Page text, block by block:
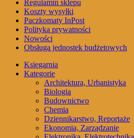
Regulamin sklepu
Koszty wysyłki
Paczkomaty InPost
Polityka prywatności
Nowości
Obsługa jednostek budżetowych
Księgarnia
Kategorie
Architektura, Urbanistyka
Biologia
Budownictwo
Chemia
Dziennikarstwo, Reportaże
Ekonomia, Zarządzanie